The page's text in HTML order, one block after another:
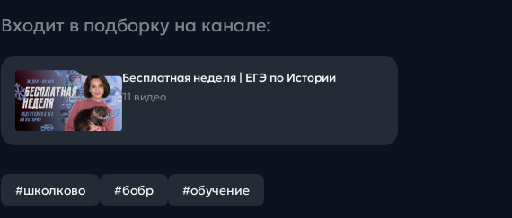
Входит в подборку на канале:
Бесплатная неделя | ЕГЭ по Истории
11 видео
#школково #бобр #обучение